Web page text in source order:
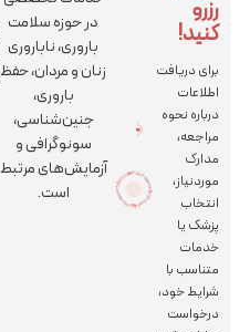
رزرو
کنید!
برای دریافت
اطلاعات
درباره نحوه
مراجعه،
مدارک
موردنیاز،
انتخاب
پزشک یا
خدمات
متناسب با
شرایط خود،
درخواست
|کلینیک باروری پویش و مرکز جراحی رویش | کلینیکباروریپویشو مر
کز جراحی رویش
در حوزه سلامت
باروری، ناباروری
زنان و مردان، حفظ
باروری،
جنین‌شناسی،
سونوگرافی و
آزمایش‌های مرتبط
است.